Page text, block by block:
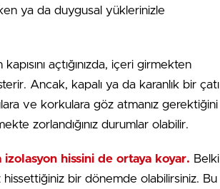
ya da duygusal yüklerinizle
kapısını açtığınızda, içeri girmekten
Ancak, kapalı ya da karanlık bir çatı
ve korkulara göz atmanız gerektiğini
zorlandığınız durumlar olabilir.
izolasyon hissini de ortaya koyar. Belki
hissettiğiniz bir dönemde olabilirsiniz. Bu